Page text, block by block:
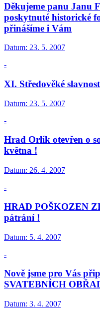
Děkujeme panu Janu
poskytnuté historické
přinášíme i Vám
Datum: 23. 5. 2007
-
XI. Středověké
Datum: 23. 5. 2007
-
Hrad Orlík otevřen o
května !
Datum: 26. 4. 2007
-
HRAD POŠKOZEN
pátrání !
Datum: 5. 4. 2007
-
Nově jsme pro Vás
SVATEBNÍCH
Datum: 3. 4. 2007